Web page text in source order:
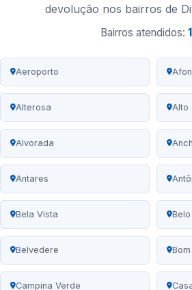
devolução nos bairros de
Bairros atendidos:
Aeroporto
Alterosa Alto
Alvorada
Antares
Bela Vista
Belvedere
Campina Verde